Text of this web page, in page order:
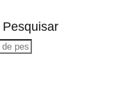
Pesquisar